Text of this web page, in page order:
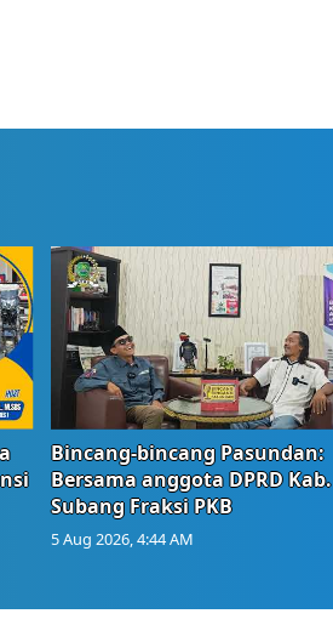
Bincang-bincang Pasundan:
Bersama anggota DPRD Kab.
Subang Fraksi PKB
5 Aug 2026, 4:44 AM